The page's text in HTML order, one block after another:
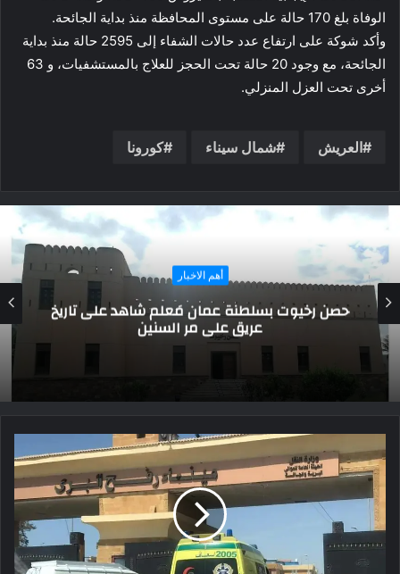
الوفاة بلغ 170 حالة على مستوى المحافظة منذ بداية الجائحة.
وأكد شوكة على ارتفاع عدد حالات الشفاء إلى 2595 حالة منذ بداية
الجائحة، مع وجود 20 حالة تحت الحجز للعلاج بالمستشفيات، و 63
أخرى تحت العزل المنزلي.
العريش شمال سيناء كورونا
فنون و ادب
احتفالية استعراضية بالمسرح المكشوف براس
سدر في جنوب سيناء